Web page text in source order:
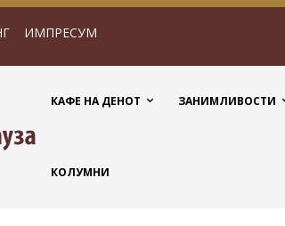
ИМПРЕСУМ
КАФЕ НА ДЕНОТ ЗАНИМЛИВОСТИ
КОЛУМНИ